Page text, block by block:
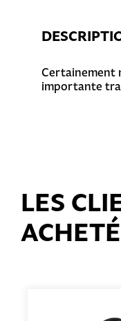
Certainement
importante
LES